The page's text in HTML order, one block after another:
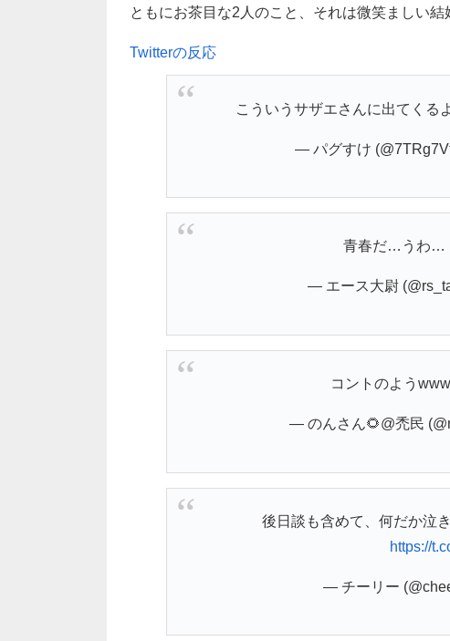
ともにお茶目な2人のこと、それは微笑ましい
Twitterの反応
こういうサザエさんに出てくる
— パグすけ
青春だ…うわ…
— エース大尉
コントのようwww
— のんさん🌻@禿民
後日談も含めて、何だか泣
https://
— チーリー